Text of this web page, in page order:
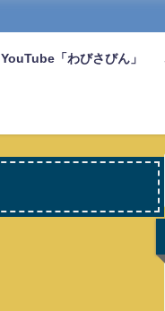
YouTube「わびさびん」